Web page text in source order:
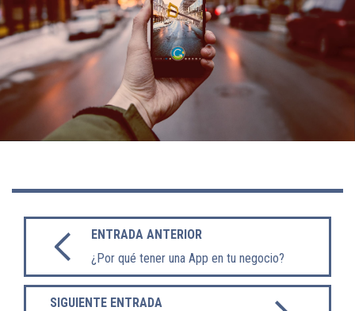
ENTRADA ANTERIOR
¿Por qué tener una App en tu negocio?
SIGUIENTE ENTRADA